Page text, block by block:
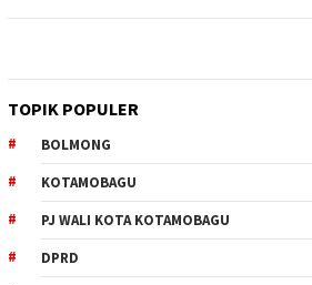
TOPIK POPULER
BOLMONG
KOTAMOBAGU
PJ WALI KOTA KOTAMOBAGU
DPRD